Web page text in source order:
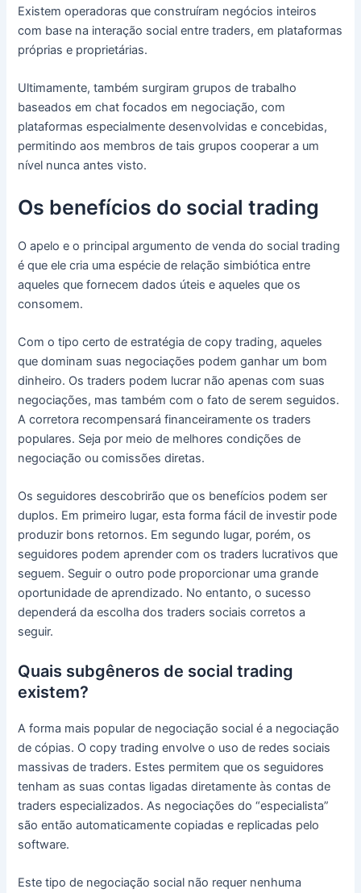
Existem operadoras que construíram negócios inteiros
com base na interação social entre traders, em plataformas
próprias e proprietárias.
Ultimamente, também surgiram grupos de trabalho
baseados em chat focados em negociação, com
plataformas especialmente desenvolvidas e concebidas,
permitindo aos membros de tais grupos cooperar a um
nível nunca antes visto.
Os benefícios do social trading
O apelo e o principal argumento de venda do social trading
é que ele cria uma espécie de relação simbiótica entre
aqueles que fornecem dados úteis e aqueles que os
consomem.
Com o tipo certo de estratégia de copy trading, aqueles
que dominam suas negociações podem ganhar um bom
dinheiro. Os traders podem lucrar não apenas com suas
negociações, mas também com o fato de serem seguidos.
A corretora recompensará financeiramente os traders
populares. Seja por meio de melhores condições de
negociação ou comissões diretas.
Os seguidores descobrirão que os benefícios podem ser
duplos. Em primeiro lugar, esta forma fácil de investir pode
produzir bons retornos. Em segundo lugar, porém, os
seguidores podem aprender com os traders lucrativos que
seguem. Seguir o outro pode proporcionar uma grande
oportunidade de aprendizado. No entanto, o sucesso
dependerá da escolha dos traders sociais corretos a
seguir.
Quais subgêneros de social trading
existem?
A forma mais popular de negociação social é a negociação
de cópias. O copy trading envolve o uso de redes sociais
massivas de traders. Estes permitem que os seguidores
tenham as suas contas ligadas diretamente às contas de
traders especializados. As negociações do “especialista”
são então automaticamente copiadas e replicadas pelo
software.
Este tipo de negociação social não requer nenhuma